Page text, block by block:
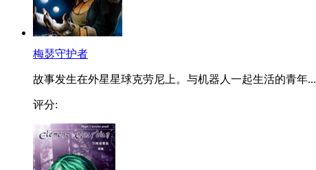
梅瑟守护者
故事发生在外星星球克劳尼上。与机器人一起生活的青年...
评分: